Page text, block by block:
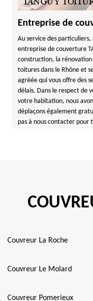
Entreprise de
Au service des
entreprise de couverture
construction, la
toitures dans le Rhône et
agréée qui vous offre des
délais. Dans le respect de
votre habitation, nous
déplaçons également
pas à nous contacter pour
Couvreur La Roche
Couvreur Le Molard
Couvreur Pomerieux